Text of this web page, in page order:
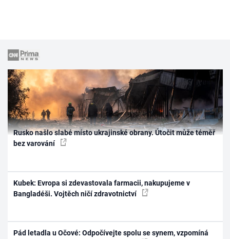
Rusko našlo slabé místo ukrajinské obrany. Útočit může téměř
bez varování
Kubek: Evropa si zdevastovala farmacii, nakupujeme v
Bangladéši. Vojtěch ničí zdravotnictví
Pád letadla u Očové: Odpočívejte spolu se synem, vzpomíná